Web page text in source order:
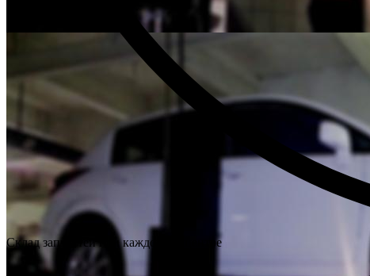
Склад запчастей при каждом техцентре